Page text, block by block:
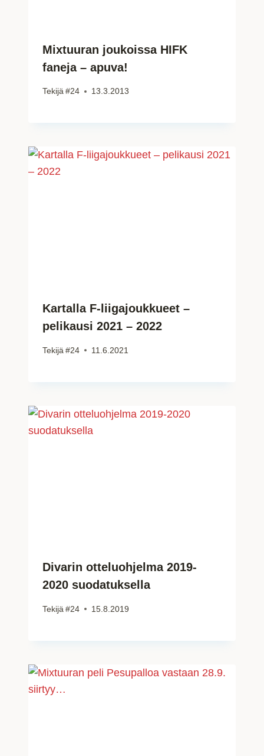
Mixtuuran joukoissa HIFK
faneja – apuva!
Tekijä#24 13.3.2013
Kartalla F-liigajoukkueet –
pelikausi 2021 – 2022
Tekijä #24 11.6.2021
Divarin otteluohjelma 2019-
2020 suodatuksella
Tekijä #24 15.8.2019